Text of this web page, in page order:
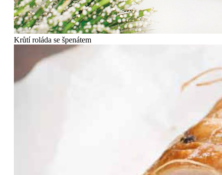
Krůtí roláda se špenátem